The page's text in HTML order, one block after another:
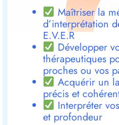
Maîtriser la
d’interprétation
E.V.E.R
Développer
thérapeutiques
proches ou vos
Acquérir un
précis et
Interpréter
et profondeur